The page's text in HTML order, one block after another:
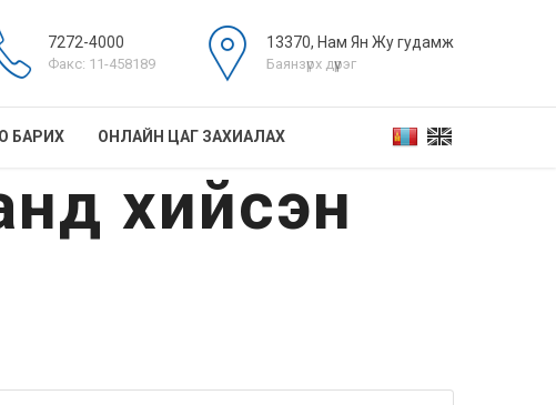
7272-4000
Факс: 11-458189
13370, Нам Ян Жу гудамж
Баянзүрх дүүрэг
БАРИХ ОНЛАЙН ЦАГ ЗАХИАЛАХ
хийсэн